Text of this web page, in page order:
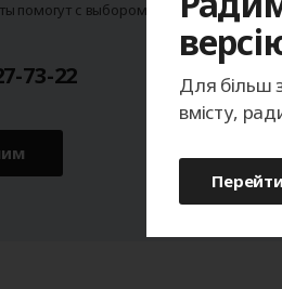
помогут с выбором и назовут точную
73-22
Для більш
вмісту,
Перейти